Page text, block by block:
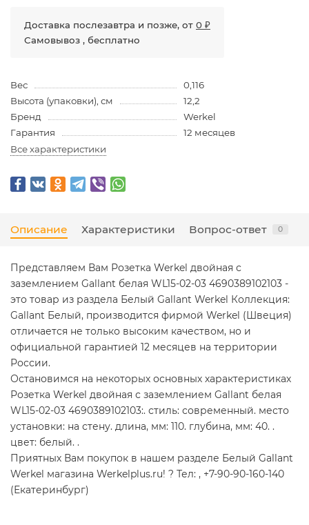
Доставка послезавтра и позже, от 0 ₽
Самовывоз , бесплатно
Вес
0,116
Высота (упаковки), см
12,2
Бренд
Werkel
Гарантия
12 месяцев
Все характеристики
Описание Характеристики Вопрос-ответ 0
Представляем Вам Розетка Werkel двойная с
заземлением Gallant белая WL15-02-03 4690389102103 -
это товар из раздела Белый Gallant Werkel Коллекция:
Gallant Белый, производится фирмой Werkel (Швеция)
отличается не только высоким качеством, но и
официальной гарантией 12 месяцев на территории
России.
Остановимся на некоторых основных характеристиках
Розетка Werkel двойная с заземлением Gallant белая
WL15-02-03 4690389102103:. стиль: современный. место
установки: на стену. длина, мм: 110. глубина, мм: 40. .
цвет: белый. .
Приятных Вам покупок в нашем разделе Белый Gallant
Werkel магазина Werkelplus.ru! ? Тел: , +7-90-90-160-140
(Екатеринбург)